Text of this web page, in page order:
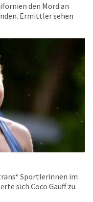
den Mord an
Ermittler sehen
Sportlerinnen im
sich Coco Gauff zu